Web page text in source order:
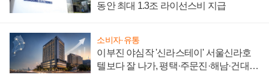
동안 최대 1.3조 라이선스비 지급
소비자·유통
이부진 야심작 '신라스테이' 서울신라호
텔보다 잘 나가, 평택·주문진·해남·건대로